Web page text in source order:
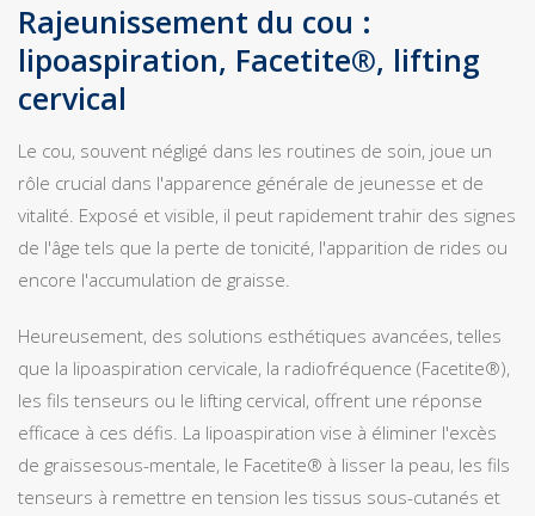
Rajeunissement du cou :
lipoaspiration, Facetite®, lifting
cervical
Le cou, souvent négligé dans les routines de soin, joue un
rôle crucial dans l'apparence générale de jeunesse et de
vitalité. Exposé et visible, il peut rapidement trahir des signes
de l'âge tels que la perte de tonicité, l'apparition de rides ou
encore l'accumulation de graisse.
Heureusement, des solutions esthétiques avancées, telles
que la lipoaspiration cervicale, la radiofréquence (Facetite®),
les fils tenseurs ou le lifting cervical, offrent une réponse
efficace à ces défis. La lipoaspiration vise à éliminer l'excès
de graissesous-mentale, le Facetite® à lisser la peau, les fils
tenseurs à remettre en tension les tissus sous-cutanés et